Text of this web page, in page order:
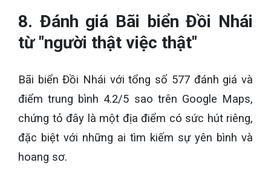
8. Đánh giá Bãi biển Đồi Nhái
từ "người thật việc thật"
Bãi biển Đồi Nhái với tổng số 577 đánh giá và
điểm trung bình 4.2/5 sao trên Google Maps,
chứng tỏ đây là một địa điểm có sức hút riêng,
đặc biệt với những ai tìm kiếm sự yên bình và
hoang sơ.